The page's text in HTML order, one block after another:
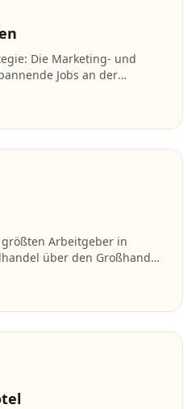
Die Marketing- und
Jobs an der
Content Creation und
Arbeitgeber in
über den Großhandel
schnellen